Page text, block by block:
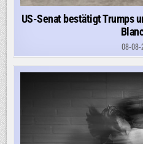
US-Senat bestätigt Trumps
08-08-